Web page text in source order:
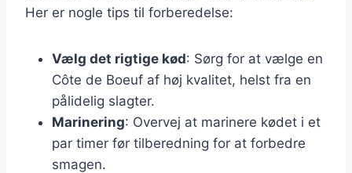
Her er nogle tips til forberedelse:
Vælg det rigtige kød: Sørg for at vælge en
Côte de Boeuf af høj kvalitet, helst fra en
pålidelig slagter.
Marinering: Overvej at marinere kødet i et
par timer før tilberedning for at forbedre
smagen.